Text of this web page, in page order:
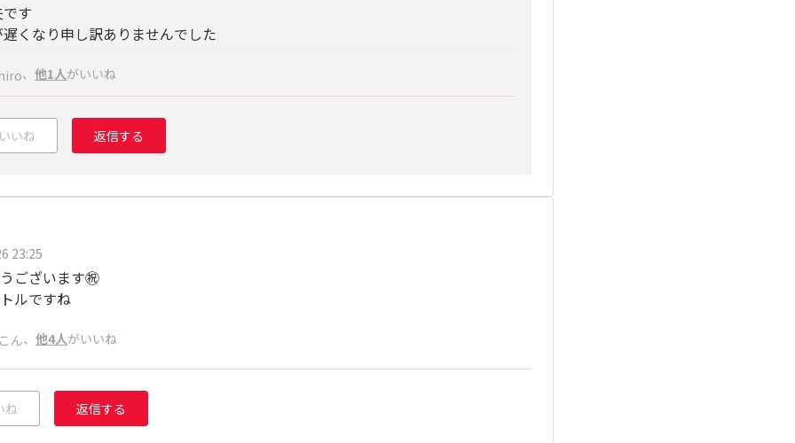
す
くなり申し訳ありませんでした
、 他1人がいいね
いね 返信する
23:25
ございます㊗️
ルですね
ん、 他4人がいいね
ね 返信する